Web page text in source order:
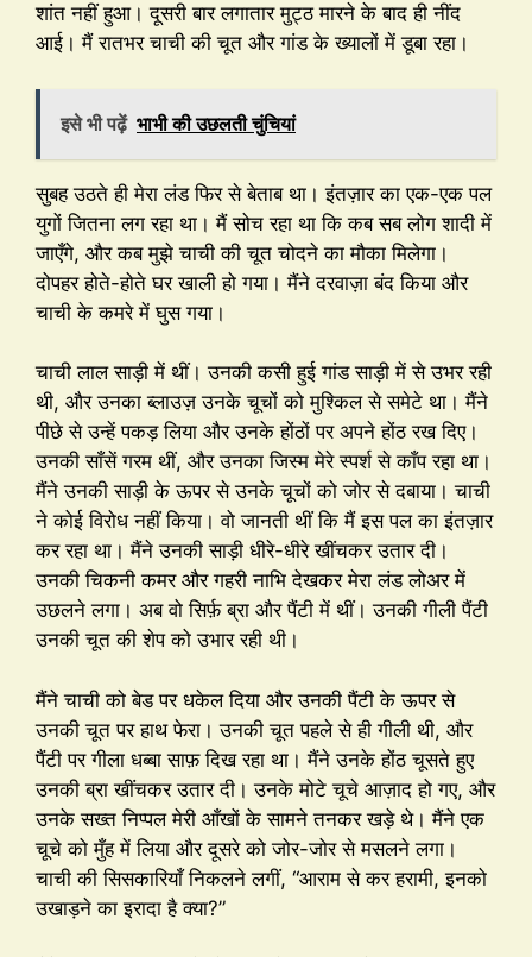
शांत नहीं हुआ। दूसरी बार लगातार मुट्ठ मारने के बाद ही नींद
आई। मैं रातभर चाची की चूत और गांड के ख्यालों में डूबा रहा।
इसे भी पढ़ें भाभी की उछलती चुंचियां
सुबह उठते ही मेरा लंड फिर से बेताब था। इंतज़ार का एक-एक पल
युगों जितना लग रहा था। मैं सोच रहा था कि कब सब लोग शादी में
जाएँगे, और कब मुझे चाची की चूत चोदने का मौका मिलेगा।
दोपहर होते-होते घर खाली हो गया। मैंने दरवाज़ा बंद किया और
चाची के कमरे में घुस गया।
चाची लाल साड़ी में थीं। उनकी कसी हुई गांड साड़ी में से उभर रही
थी, और उनका ब्लाउज़ उनके चूचों को मुश्किल से समेटे था। मैंने
पीछे से उन्हें पकड़ लिया और उनके होंठों पर अपने होंठ रख दिए।
उनकी साँसें गरम थीं, और उनका जिस्म मेरे स्पर्श से काँप रहा था।
मैंने उनकी साड़ी के ऊपर से उनके चूचों को जोर से दबाया। चाची
ने कोई विरोध नहीं किया। वो जानती थीं कि मैं इस पल का इंतज़ार
कर रहा था। मैंने उनकी साड़ी धीरे-धीरे खींचकर उतार दी।
उनकी चिकनी कमर और गहरी नाभि देखकर मेरा लंड लोअर में
उछलने लगा। अब वो सिर्फ़ ब्रा और पैंटी में थीं। उनकी गीली पैंटी
उनकी चूत की शेप को उभार रही थी।
मैंने चाची को बेड पर धकेल दिया और उनकी पैंटी के ऊपर से
उनकी चूत पर हाथ फेरा। उनकी चूत पहले से ही गीली थी, और
पैंटी पर गीला धब्बा साफ़ दिख रहा था। मैंने उनके होंठ चूसते हुए
उनकी ब्रा खींचकर उतार दी। उनके मोटे चूचे आज़ाद हो गए, और
उनके सख्त निप्पल मेरी आँखों के सामने तनकर खड़े थे। मैंने एक
चूचे को मुँह में लिया और दूसरे को जोर-जोर से मसलने लगा।
चाची की सिसकारियाँ निकलने लगीं, “आराम से कर हरामी, इनको
उखाड़ने का इरादा है क्या?”